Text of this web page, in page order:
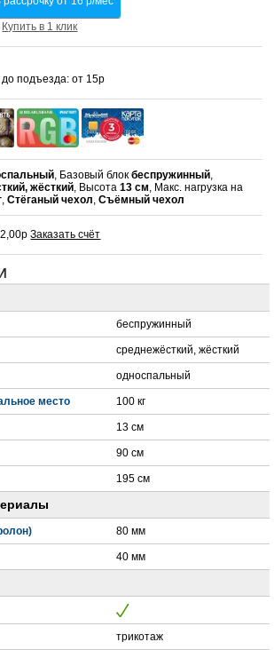
Купить в 1 клик
подъезда: от 15р
, Базовый блокбеспружинный
жёсткий , Высота13 см , Макс. нагрузка на
,Стёганый чехол ,Съёмный чехол
Заказать счёт
беспружинный
среднежёсткий, жёсткий
односпальный
место 100 кг
13 см
90 см
195 см
80 мм
40 мм
трикотаж